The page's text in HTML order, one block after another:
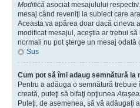
Modifică asociat mesajulului
mesaj când reveniţi la subiect care
Aceasta va apărea doar dacă cineva
modificat mesajul, aceştia ar trebui
normali nu pot şterge un mesaj odată
Sus
Cum pot să îmi adaug semnătură la
Pentru a adăuga o semnătură
creată, puteţi să bifaţi opţiunea
Puteţi, de asemenea, să vă adăugaţi